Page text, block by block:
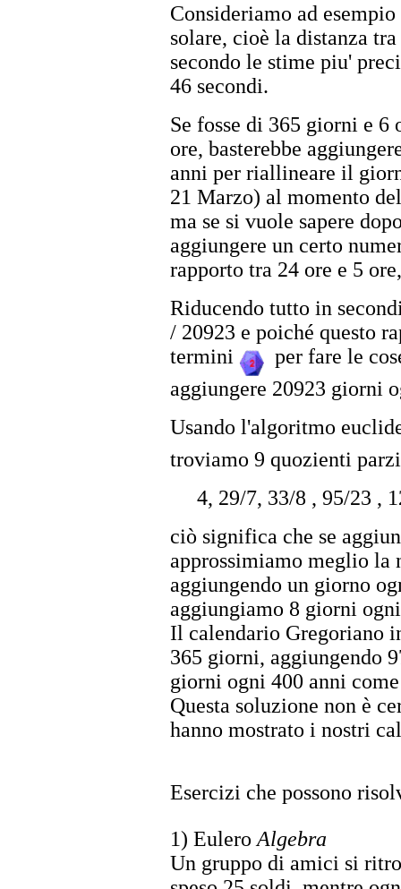
Consideriamo ad
solare, cioè la distanza
secondo le stime piu'
46 secondi.
Se fosse di 365 giorni e 6
ore, basterebbe
anni per riallineare il
21 Marzo) al momento
ma se si vuole sapere
aggiungere un certo
rapporto tra 24 ore e 5
Riducendo tutto in
/ 20923 e poiché questo
termini
per fare le
aggiungere 20923 giorni
Usando l'algoritmo
troviamo 9 quozienti
4, 29/7, 33/8 , 95/23 ,
ciò significa che se
approssimiamo meglio la
aggiungendo un giorno
aggiungiamo 8 giorni
Il calendario Gregoriano
365 giorni, aggiungendo
giorni ogni 400 anni
Questa soluzione non è
hanno mostrato i nostri
Esercizi che possono
1) Eulero Algebra
Un gruppo di amici si